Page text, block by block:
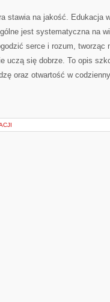
stawia na jakość. Edukacja
jest systematyczna na
serce i rozum, tworząc
uczą się dobrze. To opis
oraz otwartość w